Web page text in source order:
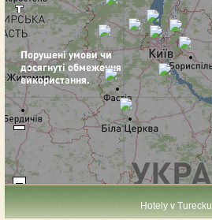
Hotely v Turecku